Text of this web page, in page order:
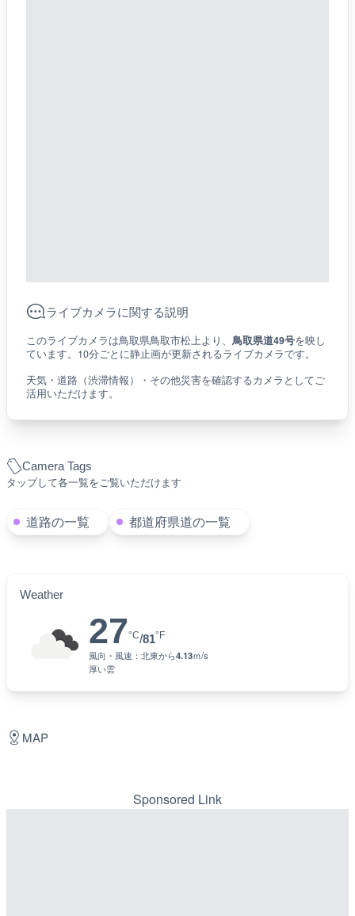
Camera Tags
タップして各一覧をご覧いただけます
道路の一覧 都道府県道の一覧
Weather
27°C/81°F
風向・風速： 北東から4.13ｍ/s
厚い雲
ライブカメラに関する説明
このライブカメラは鳥取県鳥取市松上より、 鳥取県道49号を映し
ています。10分ごとに静止画が更新されるライブカメラです。
天気・道路（渋滞情報）・その他災害を確認するカメラとしてご
活用いただけます。
MAP
Sponsored Link